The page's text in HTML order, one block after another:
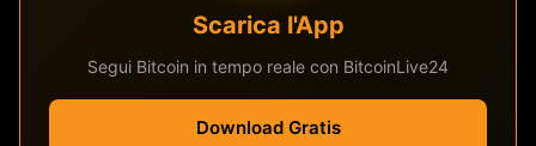
Scarica l'App
Segui Bitcoin in tempo reale con BitcoinLive24
Download Gratis